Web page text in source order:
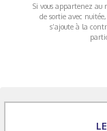
Si vous appartenez au
de sortie avec
s’ajoute à la